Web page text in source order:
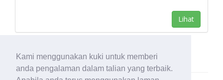
Kami menggunakan kuki untuk memberi
anda pengalaman dalam talian yang terbaik.
Lihat